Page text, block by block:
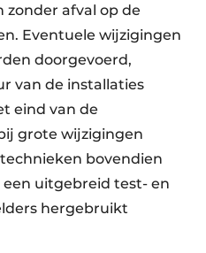
zonder afval op de
Eventuele wijzigingen
doorgevoerd,
van de installaties
eind van de
grote wijzigingen
bovendien
uitgebreid test- en
hergebruikt